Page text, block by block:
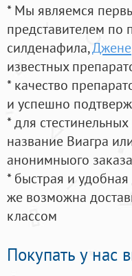
* Мы являемся
представителем
силденафила,
известных
* качество
и успешно
* для
название Виагра
анонимныого
* быстрая и
же возможна
классом
Покупать у нас